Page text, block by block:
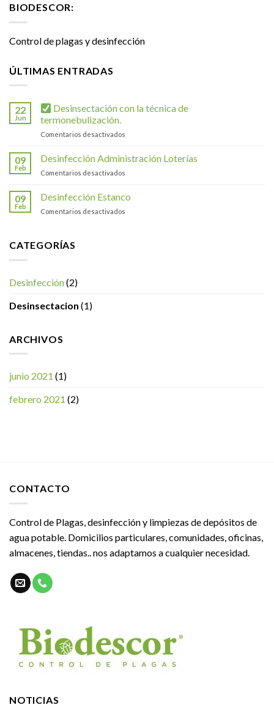
BIODESCOR:
Control de plagas y desinfección
ÚLTIMAS ENTRADAS
22
Jun
Desinsectación con la técnica de
termonebulización.
Comentarios desactivados
Desinsectación
de
09
Feb
Desinfección Administración Loterías
Comentarios desactivados
09
Feb
Desinfección Estanco
Comentarios desactivados
CATEGORÍAS
Desinfección(2)
Desinsectacion (1)
ARCHIVOS
junio 2021 (1)
febrero 2021 (2)
CONTACTO
Control de Plagas, desinfección y limpiezas de depósitos de
agua potable. Domicilios particulares, comunidades, oficinas,
almacenes, tiendas.. nos adaptamos a cualquier necesidad.
NOTICIAS